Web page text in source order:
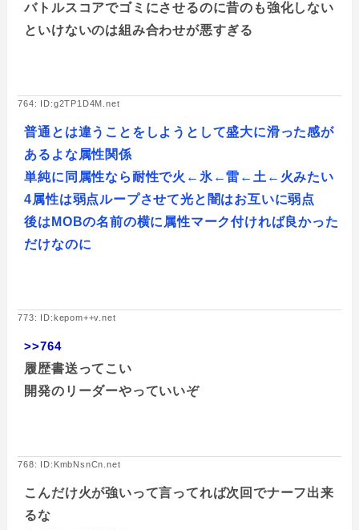
バトルスコアでゴミにさせるのに昔のも強化しない
といけないのは組み合わせが悪すぎる
764: ID:g2TP1D4M.net
普通とは違うことをしようとして盛大に滑った感が
あるよな属性関係
単純に同属性なら耐性で火←氷←雷←土←火みたい
4属性は弱点ループさせて光と闇はお互いに弱点
後はMOBの名前の横に属性マーク付ければ良かった
だけなのに
773: ID:kepom++v.net
>>764
履歴書送ってこい
開発のリーダーやっていいぞ
768: ID:KmbNsnCn.net
こんだけ火が強いって言ってれば次回でナーフ出来
るな